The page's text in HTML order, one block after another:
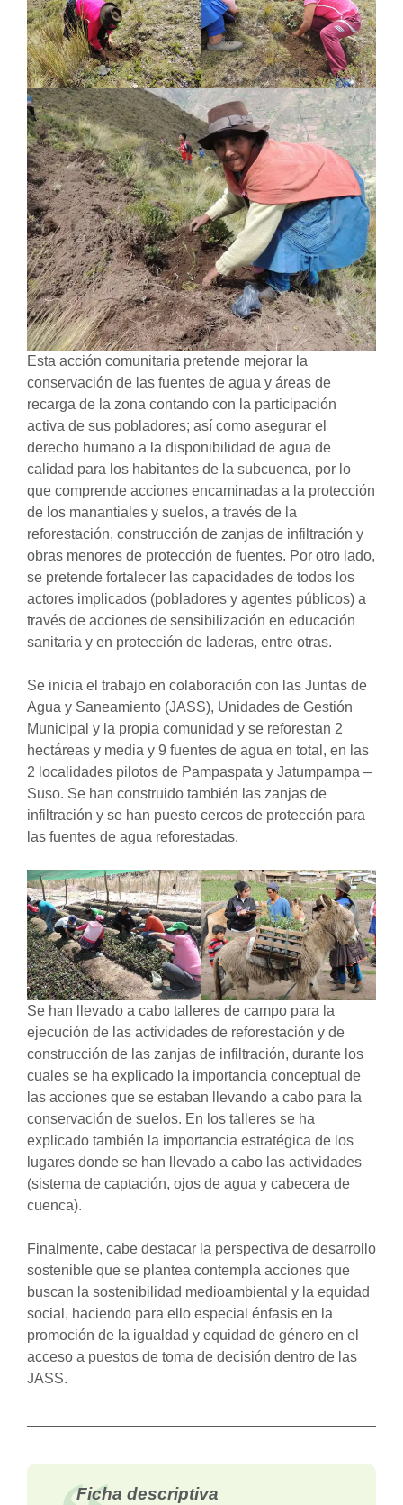
Esta acción comunitaria pretende mejorar la
conservación de las fuentes de agua y áreas de
recarga de la zona contando con la participación
activa de sus pobladores; así como asegurar el
derecho humano a la disponibilidad de agua de
calidad para los habitantes de la subcuenca, por lo
que comprende acciones encaminadas a la protección
de los manantiales y suelos, a través de la
reforestación, construcción de zanjas de infiltración y
obras menores de protección de fuentes. Por otro lado,
se pretende fortalecer las capacidades de todos los
actores implicados (pobladores y agentes públicos) a
través de acciones de sensibilización en educación
sanitaria y en protección de laderas, entre otras.
Se inicia el trabajo en colaboración con las Juntas de
Agua y Saneamiento (JASS), Unidades de Gestión
Municipal y la propia comunidad y se reforestan 2
hectáreas y media y 9 fuentes de agua en total, en las
2 localidades pilotos de Pampaspata y Jatumpampa –
Suso. Se han construido también las zanjas de
infiltración y se han puesto cercos de protección para
las fuentes de agua reforestadas.
Se han llevado a cabo talleres de campo para la
ejecución de las actividades de reforestación y de
construcción de las zanjas de infiltración, durante los
cuales se ha explicado la importancia conceptual de
las acciones que se estaban llevando a cabo para la
conservación de suelos. En los talleres se ha
explicado también la importancia estratégica de los
lugares donde se han llevado a cabo las actividades
(sistema de captación, ojos de agua y cabecera de
cuenca).
Finalmente, cabe destacar la perspectiva de desarrollo
sostenible que se plantea contempla acciones que
buscan la sostenibilidad medioambiental y la equidad
social, haciendo para ello especial énfasis en la
promoción de la igualdad y equidad de género en el
acceso a puestos de toma de decisión dentro de las
JASS.
Ficha descriptiva